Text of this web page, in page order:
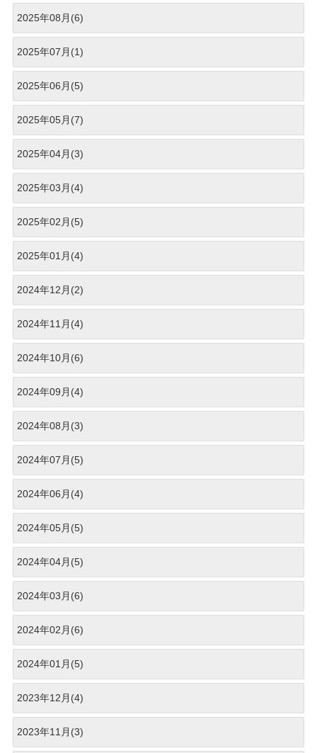
2025年08月(6)
2025年07月(1)
2025年06月(5)
2025年05月(7)
2025年04月(3)
2025年03月(4)
2025年02月(5)
2025年01月(4)
2024年12月(2)
2024年11月(4)
2024年10月(6)
2024年09月(4)
2024年08月(3)
2024年07月(5)
2024年06月(4)
2024年05月(5)
2024年04月(5)
2024年03月(6)
2024年02月(6)
2024年01月(5)
2023年12月(4)
2023年11月(3)